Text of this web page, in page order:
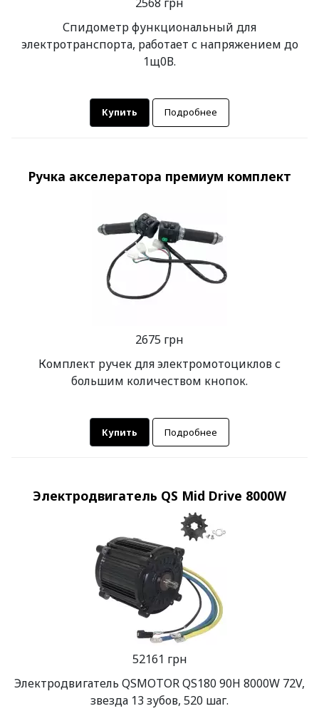
Спидометр функциональный для
электротранспорта, работает с напряжением до
1щ0В.
Купить Подробнее
Ручка акселератора премиум комплект
2675 грн
Комплект ручек для электромотоциклов с
большим количеством кнопок.
Купить Подробнее
Электродвигатель QS Mid Drive 8000W
52161 грн
Электродвигатель QSMOTOR QS180 90H 8000W 72V,
звезда 13 зубов, 520 шаг.